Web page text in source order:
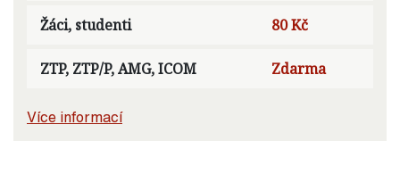
Žáci, studenti 80 Kč
ZTP, ZTP/P, AMG, ICOM Zdarma
Více informací